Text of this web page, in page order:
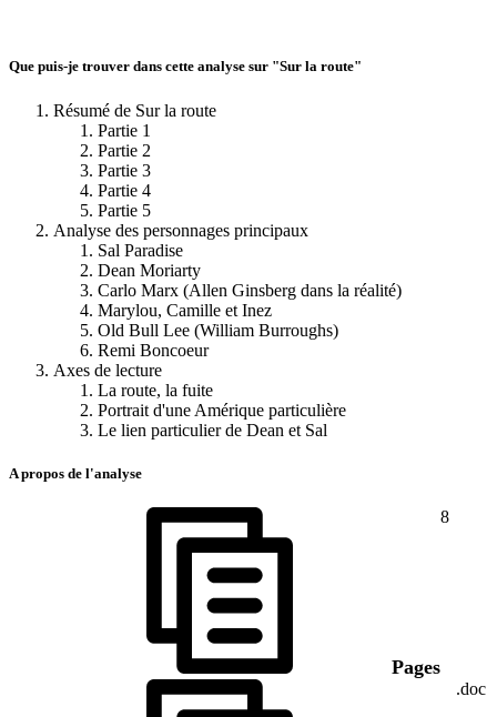
Que puis-je trouver dans cette analyse sur "Sur la route"
Résumé de Sur la route
Partie 1
Partie 2
Partie 3
Partie 4
Partie 5
Analyse des personnages principaux
Sal Paradise
Dean Moriarty
Carlo Marx (Allen Ginsberg dans la réalité)
Marylou, Camille et Inez
Old Bull Lee (William Burroughs)
Remi Boncoeur
Axes de lecture
La route, la fuite
Portrait d'une Amérique particulière
Le lien particulier de Dean et Sal
A propos de l'analyse
Pages
8
.doc